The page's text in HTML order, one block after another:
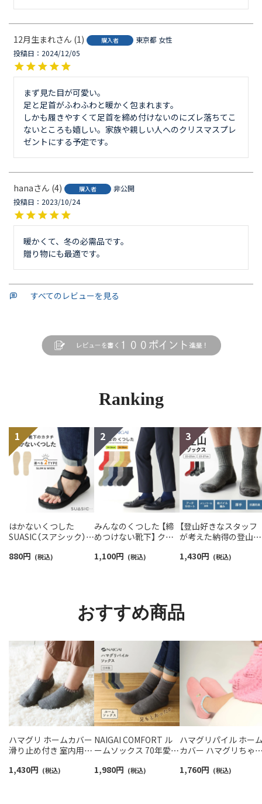
12月生まれ 1 購入者 東京都 女性
投稿日
2024/12/05
まず見た目が可愛い。
足と足首がふわふわと暖かく包まれます。
しかも履きやすくて足首を締め付けないのにズレ落ちてこ
ないところも嬉しい。家族や親しい人へのクリスマスプレ
ゼントにする予定です。
hana 4 購入者
非公開
投稿日
2023/10/24
暖かくて、冬の必需品です。
贈り物にも最適です。
すべてのレビューを見る
Ranking
はかないくつした
SUASIC（スアシック）
抗菌防臭 ソックス メン
880円 (税込)
みんなのくつした 【締
めつけない靴下】 クル
【24-26cm】【26-28cm】
1,100円 (税込)
【登山好きなスタッフ
が考えた納得の登山用
リノウール混 クルー
1,430円 (税込)
おすすめ商品
ハマグリ ホームカバー
滑り止め付き 室内用靴
ィース 【365日最短翌日
1,430円 (税込)
NAIGAI COMFORT ル
ームソックス 70年愛さ
メンズ 足底滑り止め付
1,980円 (税込)
ハマグリパイル ホー
カバー ハマグリちゃ
ームソックス
1,760円 (税込)